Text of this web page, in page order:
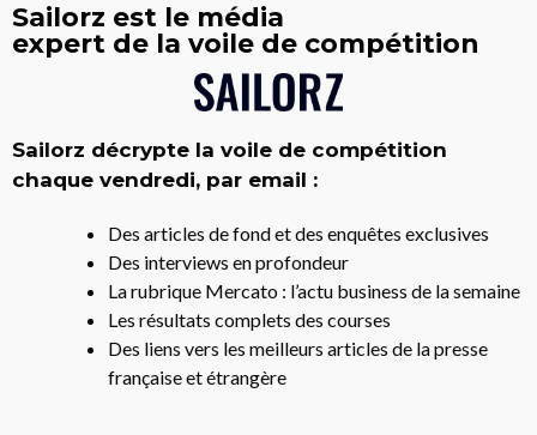
Sailorz est le média
expert de la voile de compétition
Sailorz décrypte la voile de compétition
chaque vendredi, par email :
Des articles de fond et des enquêtes exclusives
Des interviews en profondeur
La rubrique Mercato : l’actu business de la semaine
Les résultats complets des courses
Des liens vers les meilleurs articles de la presse
française et étrangère